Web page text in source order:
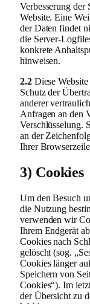
Verbesserung der
Website. Eine
der Daten findet
die Server-
konkrete
hinweisen.
2.2Diese Website
Schutz der
anderer
Anfragen an den
Verschlüsselung.
an der
Ihrer
3) Cookies
Um den Besuch
die Nutzung
verwenden wir
Ihrem Endgerät
Cookies nach
gelöscht (sog.
Cookies länger
Speichern von
Cookies“). Im
der Übersicht zu